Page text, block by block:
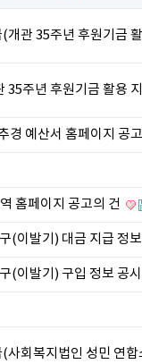
개관 35주년 후원기금
35주년 후원기금 활용
경 예산서 홈페이지 공
홈페이지 공고의 건
(이발기) 대금 지급 정
(이발기) 구입 정보 공
사회복지법인 성민 연